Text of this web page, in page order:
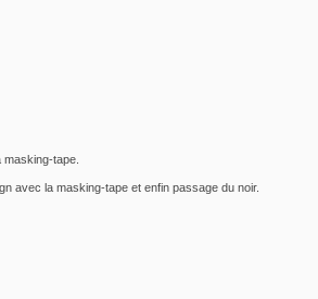
tape.
avec la masking-tape et enfin passage du noir.